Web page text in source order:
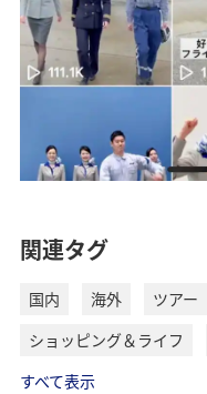
関連タグ
国内 海外 ツアー
ショッピング＆ライフ
すべて表示